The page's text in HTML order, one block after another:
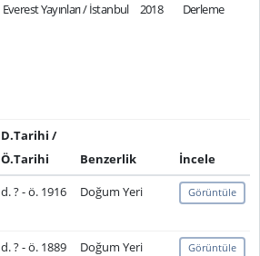
Everest Yayınları / İstanbul 2018 Derleme
D.Tarihi /
Ö.Tarihi
Benzerlik
İncele
d. ? - ö. 1916 Doğum Yeri Görüntüle
d. ? - ö. 1889 Doğum Yeri Görüntüle